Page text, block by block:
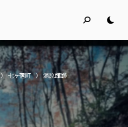
〉 七ヶ宿町 〉 湯原館跡